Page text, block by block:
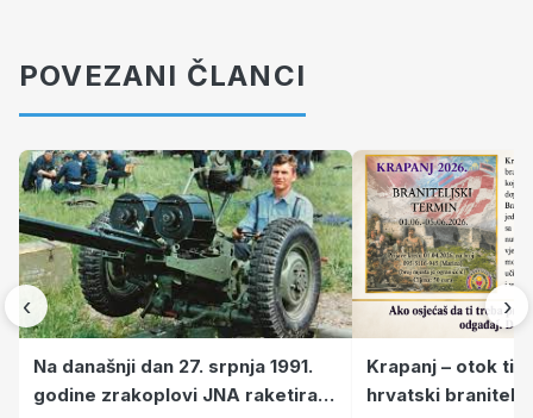
POVEZANI ČLANCI
‹
Na današnji dan 27. srpnja 1991.
godine zrakoplovi JNA raketirali
Krapanj – otok
hrvatski branitelji
›